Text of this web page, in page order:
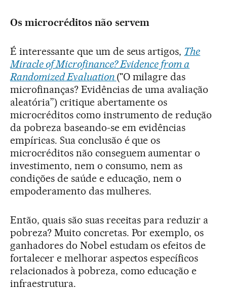
Os microcréditos não servem
É interessante que um de seus artigos, The
Miracle of Microfinance? Evidence from a
Randomized Evaluation ("O milagre das
microfinanças? Evidências de uma avaliação
aleatória”) critique abertamente os
microcréditos como instrumento de redução
da pobreza baseando-se em evidências
empíricas. Sua conclusão é que os
microcréditos não conseguem aumentar o
investimento, nem o consumo, nem as
condições de saúde e educação, nem o
empoderamento das mulheres.
Então, quais são suas receitas para reduzir a
pobreza? Muito concretas. Por exemplo, os
ganhadores do Nobel estudam os efeitos de
fortalecer e melhorar aspectos específicos
relacionados à pobreza, como educação e
infraestrutura.